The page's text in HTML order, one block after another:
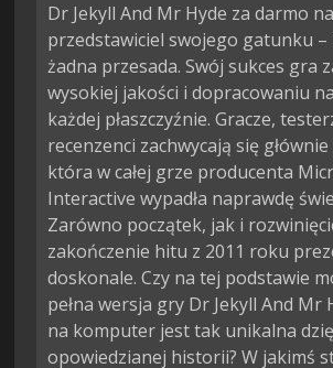
Dr Jekyll And Mr Hyde za darmo
przedstawiciel swojego gatunku –
żadna przesada. Swój sukces gra
wysokiej jakości i dopracowaniu
każdej płaszczyźnie. Gracze,
recenzenci zachwycają się
która w całej grze producenta
Interactive wypadła naprawdę
Zarówno początek, jak i
zakończenie hitu z 2011 roku
doskonale. Czy na tej podstawie
pełna wersja gry Dr Jekyll And Mr
na komputer jest tak unikalna
opowiedzianej historii? W jakimś